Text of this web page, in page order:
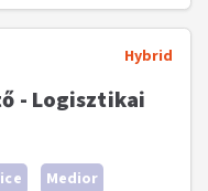
Hybrid
- Logisztikai
Medior